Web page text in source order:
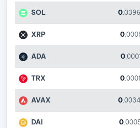
SOL 0
XRP 0
ADA 0
TRX 0
AVAX 0
DAI 0